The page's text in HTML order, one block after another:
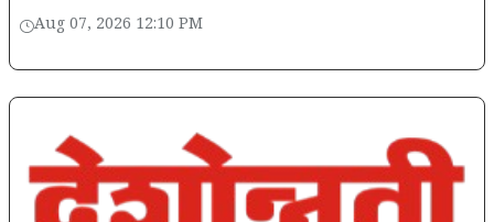
Aug 07, 2026 12:10 PM